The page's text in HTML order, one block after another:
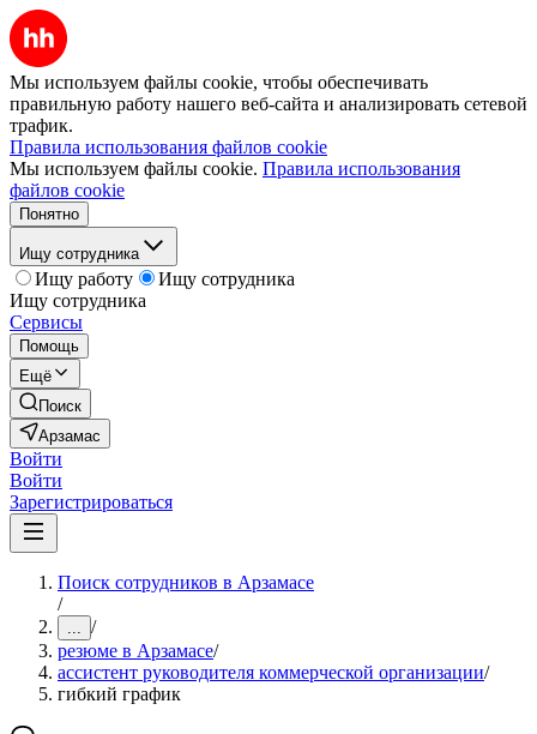
Мы используем файлы cookie, чтобы обеспечивать
правильную работу нашего веб-сайта и анализировать сетевой
трафик.
Правила использования файлов cookie
Мы используем файлы cookie. Правила использования
файлов cookie
Понятно
Ищу сотрудника
Ищу работу
Ищу сотрудника
Ищу сотрудника
Сервисы
Помощь
Ещё
Поиск
Арзамас
Войти
Войти
Зарегистрироваться
Поиск сотрудников в Арзамасе
/
... /
резюме в Арзамасе/
ассистент руководителя коммерческой организации/
гибкий график